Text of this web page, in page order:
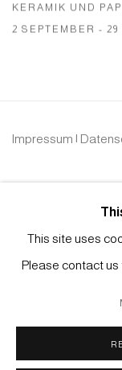
KERAMIK UND
2 SEPTEMBER - 29
Impressum |
Manage cookies
This site uses
Please contact us